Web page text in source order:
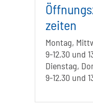
zeiten
Montag,
9-12.30 und
Dienstag,
9-12.30 und